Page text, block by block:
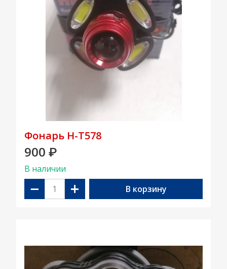
Фонарь H-T578
900 ₽
В наличии
− + В корзину